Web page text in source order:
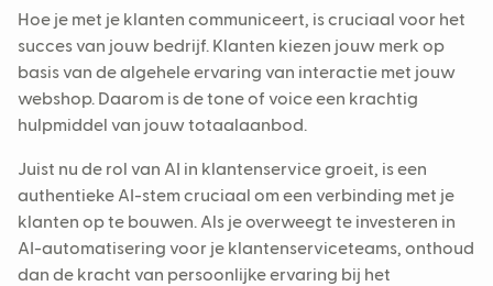
Hoe je met je klanten communiceert, is cruciaal voor het
succes van jouw bedrijf. Klanten kiezen jouw merk op
basis van de algehele ervaring van interactie met jouw
webshop. Daarom is de tone of voice een krachtig
hulpmiddel van jouw totaalaanbod.
Juist nu de rol van AI in klantenservice groeit, is een
authentieke AI-stem cruciaal om een verbinding met je
klanten op te bouwen. Als je overweegt te investeren in
AI-automatisering voor je klantenserviceteams, onthoud
dan de kracht van persoonlijke ervaring bij het